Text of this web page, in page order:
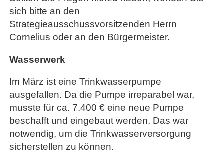
sich bitte an den
Strategieausschussvorsitzenden Herrn
Cornelius oder an den Bürgermeister.
Wasserwerk
Im März ist eine Trinkwasserpumpe
ausgefallen. Da die Pumpe irreparabel war,
musste für ca. 7.400 € eine neue Pumpe
beschafft und eingebaut werden. Das war
notwendig, um die Trinkwasserversorgung
sicherstellen zu können.